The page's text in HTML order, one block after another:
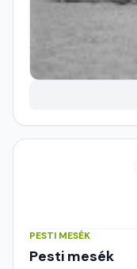
PESTI MESÉK
Pesti mesék